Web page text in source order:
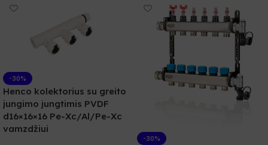
-30%
Henco kolektorius su greito
jungimo jungtimis PVDF
d16×16×16 Pe-Xc/Al/Pe-Xc
vamzdžiui
-30%